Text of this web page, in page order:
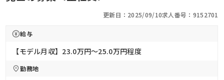
更新日：2025/09/10求人番号：9152701
給与
【モデル月収】23.0万円〜25.0万円程度
勤務地